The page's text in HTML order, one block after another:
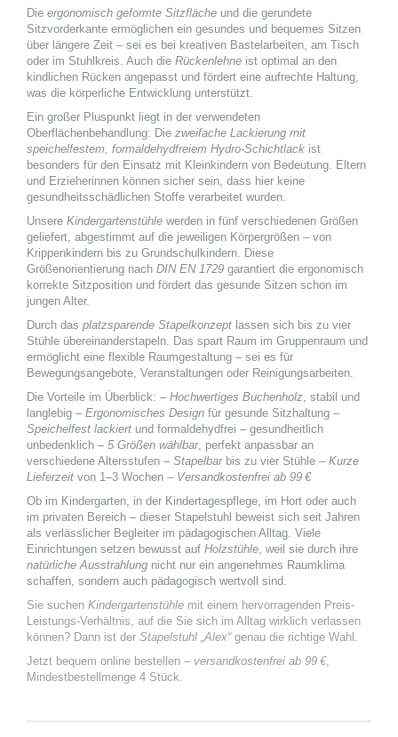
Die ergonomisch geformte Sitzfläche und die gerundete
Sitzvorderkante ermöglichen ein gesundes und bequemes Sitzen
über längere Zeit – sei es bei kreativen Bastelarbeiten, am Tisch
oder im Stuhlkreis. Auch die Rückenlehne ist optimal an den
kindlichen Rücken angepasst und fördert eine aufrechte Haltung,
was die körperliche Entwicklung unterstützt.
Ein großer Pluspunkt liegt in der verwendeten
Oberflächenbehandlung: Die zweifache Lackierung mit
speichelfestem, formaldehydfreiem Hydro-Schichtlack ist
besonders für den Einsatz mit Kleinkindern von Bedeutung. Eltern
und Erzieherinnen können sicher sein, dass hier keine
gesundheitsschädlichen Stoffe verarbeitet wurden.
Unsere Kindergartenstühle werden in fünf verschiedenen Größen
geliefert, abgestimmt auf die jeweiligen Körpergrößen – von
Krippenkindern bis zu Grundschulkindern. Diese
Größenorientierung nach DIN EN 1729 garantiert die ergonomisch
korrekte Sitzposition und fördert das gesunde Sitzen schon im
jungen Alter.
Durch das platzsparende Stapelkonzept lassen sich bis zu vier
Stühle übereinanderstapeln. Das spart Raum im Gruppenraum und
ermöglicht eine flexible Raumgestaltung – sei es für
Bewegungsangebote, Veranstaltungen oder Reinigungsarbeiten.
Die Vorteile im Überblick: – Hochwertiges Buchenholz, stabil und
langlebig – Ergonomisches Design für gesunde Sitzhaltung –
Speichelfest lackiert und formaldehydfrei – gesundheitlich
unbedenklich – 5 Größen wählbar, perfekt anpassbar an
verschiedene Altersstufen – Stapelbarbis zu vier Stühle – Kurze
Lieferzeit von 1–3 Wochen – Versandkostenfrei ab 99 €
Ob im Kindergarten, in der Kindertagespflege, im Hort oder auch
im privaten Bereich – dieser Stapelstuhl beweist sich seit Jahren
als verlässlicher Begleiter im pädagogischen Alltag. Viele
Einrichtungen setzen bewusst auf Holzstühle, weil sie durch ihre
natürliche Ausstrahlung nicht nur ein angenehmes Raumklima
schaffen, sondern auch pädagogisch wertvoll sind.
Sie suchen Kindergartenstühle mit einem hervorragenden Preis-
Leistungs-Verhältnis, auf die Sie sich im Alltag wirklich verlassen
können? Dann ist der Stapelstuhl „Alex“genau die richtige Wahl.
Jetzt bequem online bestellen – versandkostenfrei ab 99 €,
Mindestbestellmenge 4 Stück.